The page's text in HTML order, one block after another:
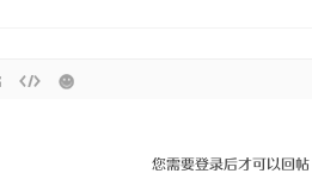
您需要登录后才可以回帖